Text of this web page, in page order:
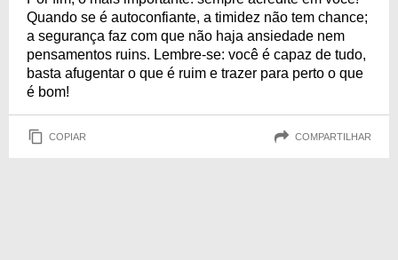
Quando se é autoconfiante, a timidez não tem chance;
a segurança faz com que não haja ansiedade nem
pensamentos ruins. Lembre-se: você é capaz de tudo,
basta afugentar o que é ruim e trazer para perto o que
é bom!
COPIAR COMPARTILHAR